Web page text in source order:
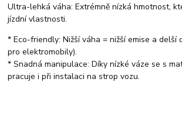
Ultra-lehká váha: Extrémně nízká hmotnost,
jízdní vlastnosti.
* Eco-friendly: Nižší váha = nižší emise a delší
pro elektromobily).
* Snadná manipulace: Díky nízké váze se s
pracuje i při instalaci na strop vozu.